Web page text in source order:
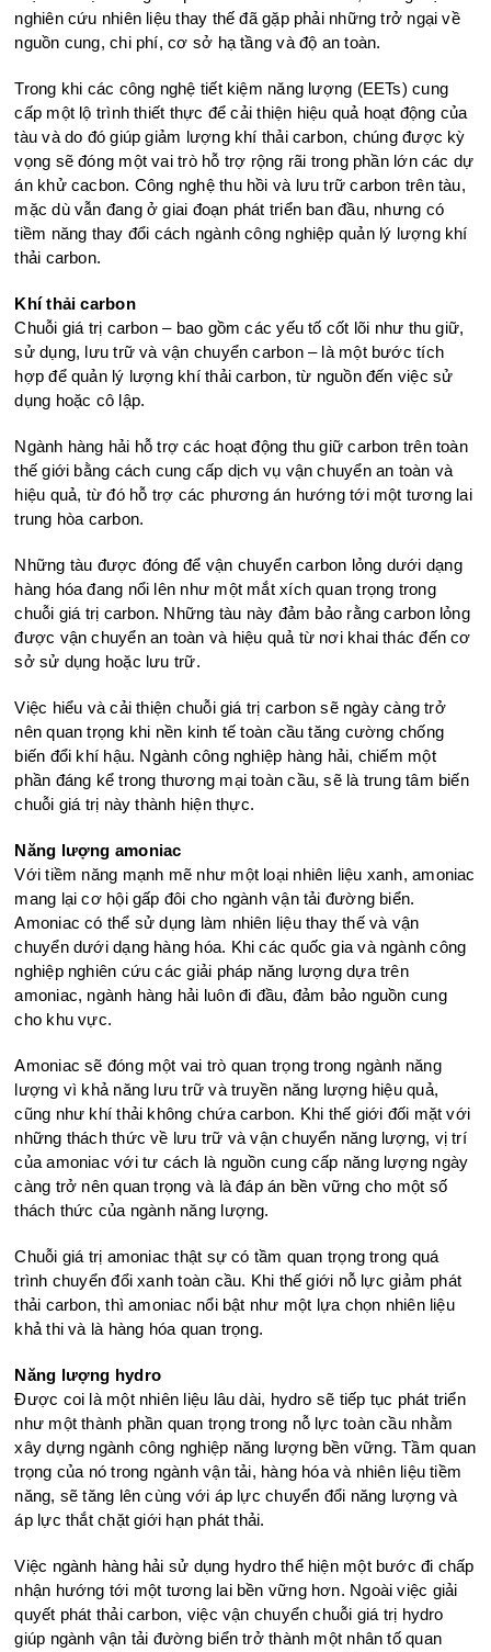
nghiên cứu nhiên liệu thay thế đã gặp phải những trở ngại về
nguồn cung, chi phí, cơ sở hạ tầng và độ an toàn.
Trong khi các công nghệ tiết kiệm năng lượng (EETs) cung
cấp một lộ trình thiết thực để cải thiện hiệu quả hoạt động của
tàu và do đó giúp giảm lượng khí thải carbon, chúng được kỳ
vọng sẽ đóng một vai trò hỗ trợ rộng rãi trong phần lớn các dự
án khử cacbon. Công nghệ thu hồi và lưu trữ carbon trên tàu,
mặc dù vẫn đang ở giai đoạn phát triển ban đầu, nhưng có
tiềm năng thay đổi cách ngành công nghiệp quản lý lượng khí
thải carbon.
Khí thải carbon
Chuỗi giá trị carbon – bao gồm các yếu tố cốt lõi như thu giữ,
sử dụng, lưu trữ và vận chuyển carbon – là một bước tích
hợp để quản lý lượng khí thải carbon, từ nguồn đến việc sử
dụng hoặc cô lập.
Ngành hàng hải hỗ trợ các hoạt động thu giữ carbon trên toàn
thế giới bằng cách cung cấp dịch vụ vận chuyển an toàn và
hiệu quả, từ đó hỗ trợ các phương án hướng tới một tương lai
trung hòa carbon.
Những tàu được đóng để vận chuyển carbon lỏng dưới dạng
hàng hóa đang nổi lên như một mắt xích quan trọng trong
chuỗi giá trị carbon. Những tàu này đảm bảo rằng carbon lỏng
được vận chuyển an toàn và hiệu quả từ nơi khai thác đến cơ
sở sử dụng hoặc lưu trữ.
Việc hiểu và cải thiện chuỗi giá trị carbon sẽ ngày càng trở
nên quan trọng khi nền kinh tế toàn cầu tăng cường chống
biến đổi khí hậu. Ngành công nghiệp hàng hải, chiếm một
phần đáng kể trong thương mại toàn cầu, sẽ là trung tâm biến
chuỗi giá trị này thành hiện thực.
Năng lượng amoniac
Với tiềm năng mạnh mẽ như một loại nhiên liệu xanh, amoniac
mang lại cơ hội gấp đôi cho ngành vận tải đường biển.
Amoniac có thể sử dụng làm nhiên liệu thay thế và vận
chuyển dưới dạng hàng hóa. Khi các quốc gia và ngành công
nghiệp nghiên cứu các giải pháp năng lượng dựa trên
amoniac, ngành hàng hải luôn đi đầu, đảm bảo nguồn cung
cho khu vực.
Amoniac sẽ đóng một vai trò quan trọng trong ngành năng
lượng vì khả năng lưu trữ và truyền năng lượng hiệu quả,
cũng như khí thải không chứa carbon. Khi thế giới đối mặt với
những thách thức về lưu trữ và vận chuyển năng lượng, vị trí
của amoniac với tư cách là nguồn cung cấp năng lượng ngày
càng trở nên quan trọng và là đáp án bền vững cho một số
thách thức của ngành năng lượng.
Chuỗi giá trị amoniac thật sự có tầm quan trọng trong quá
trình chuyển đổi xanh toàn cầu. Khi thế giới nỗ lực giảm phát
thải carbon, thì amoniac nổi bật như một lựa chọn nhiên liệu
khả thi và là hàng hóa quan trọng.
Năng lượng hydro
Được coi là một nhiên liệu lâu dài, hydro sẽ tiếp tục phát triển
như một thành phần quan trọng trong nỗ lực toàn cầu nhằm
xây dựng ngành công nghiệp năng lượng bền vững. Tầm quan
trọng của nó trong ngành vận tải, hàng hóa và nhiên liệu tiềm
năng, sẽ tăng lên cùng với áp lực chuyển đổi năng lượng và
áp lực thắt chặt giới hạn phát thải.
Việc ngành hàng hải sử dụng hydro thể hiện một bước đi chấp
nhận hướng tới một tương lai bền vững hơn. Ngoài việc giải
quyết phát thải carbon, việc vận chuyển chuỗi giá trị hydro
giúp ngành vận tải đường biển trở thành một nhân tố quan